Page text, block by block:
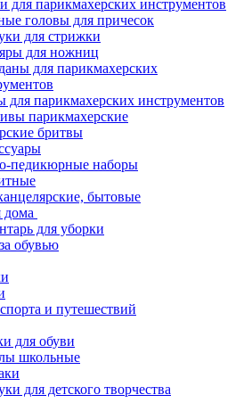
для парикмахерских инструментов
головы для причесок
для стрижки
для ножниц
для парикмахерских
для парикмахерских инструментов
парикмахерские
бритвы
педикюрные наборы
бытовые
дома
для уборки
обувью
и путешествий
для обуви
школьные
для детского творчества